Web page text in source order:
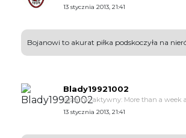
13 stycznia 2013, 21:41
Bojanowi to akurat piłka podskoczyła na
Blady19921002
(ostatnio aktywny: More than a week
13 stycznia 2013, 21:41